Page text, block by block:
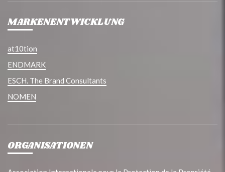
MARKENENTWICKLUNG
at10tion
ENDMARK
ESCH. The Brand Consultants
NOMEN
ORGANISATIONEN